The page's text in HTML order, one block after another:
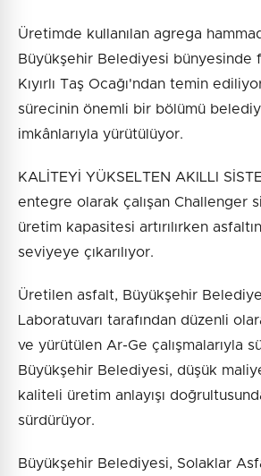
Üretimde kullanılan agrega
Büyükşehir Belediyesi bünyesinde
Kıyırlı Taş Ocağı'ndan temin
sürecinin önemli bir bölümü
imkânlarıyla yürütülüyor.
KALİTEYİ YÜKSELTEN AKILLI
entegre olarak çalışan Challenger
üretim kapasitesi artırılırken
seviyeye çıkarılıyor.
Üretilen asfalt, Büyükşehir
Laboratuvarı tarafından düzenli
ve yürütülen Ar-Ge çalışmalarıyla
Büyükşehir Belediyesi, düşük
kaliteli üretim anlayışı
sürdürüyor.
Büyükşehir Belediyesi, Solaklar